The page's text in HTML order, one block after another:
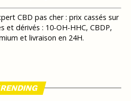
CBD pas cher : prix cassés sur
et dérivés : 10-OH-HHC, CBDP,
et livraison en 24H.